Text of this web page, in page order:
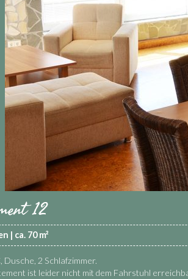
12
| ca. 70 m²
Dusche, 2 Schlafzimmer.
ist leider nicht mit dem Fahrstuhl